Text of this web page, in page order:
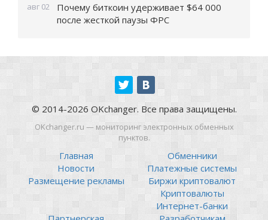
авг 02
Почему биткоин удерживает $64 000
после жесткой паузы ФРС
© 2014-2026 OKchanger. Все права защищены.
OKchanger.ru — мониторинг электронных обменных
пунктов.
Главная
Новости
Размещение рекламы
Обменники
Платежные системы
Биржи криптовалют
Криптовалюты
Интернет-банки